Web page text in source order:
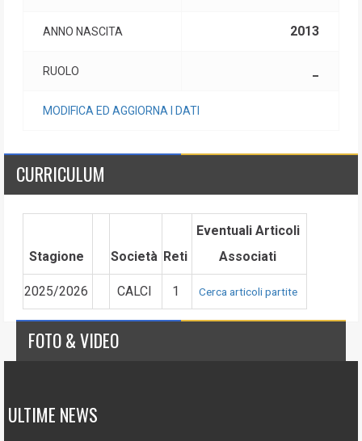
ANNO NASCITA 2013
RUOLO
MODIFICA ED AGGIORNA I DATI
CURRICULUM
Stagione Società Reti
Eventuali Articoli
Associati
2025/2026 CALCI 1 Cerca articoli partite
FOTO & VIDEO
ULTIME NEWS